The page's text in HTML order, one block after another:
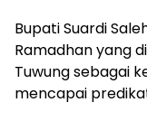
Bupati Suardi
Ramadhan yang
Tuwung sebagai
mencapai